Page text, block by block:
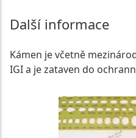
Další informace
Kámen je včetně
IGI a je zataven do